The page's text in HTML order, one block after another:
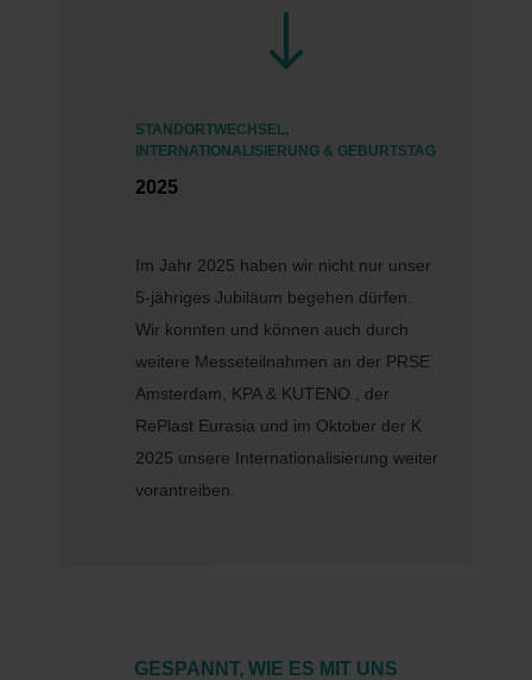
"
STANDORTWECHSEL,
INTERNATIONALISIERUNG & GEBURTSTAG
2025
Im Jahr 2025 haben wir nicht nur unser
5-jähriges Jubiläum begehen dürfen.
Wir konnten und können auch durch
weitere Messeteilnahmen an der PRSE
Amsterdam, KPA & KUTENO , der
RePlast Eurasia und im Oktober der K
2025 unsere Internationalisierung weiter
vorantreiben.
GESPANNT, WIE ES MIT UNS